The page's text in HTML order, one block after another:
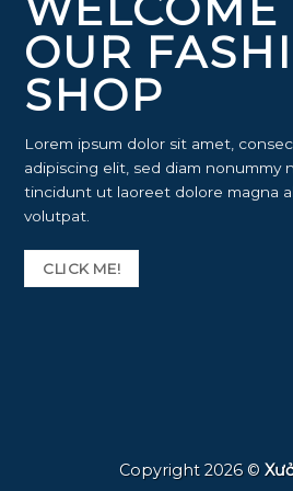
OUR
SHOP
Lorem ipsum dolor sit amet,
adipiscing elit, sed diam nonummy
tincidunt ut laoreet dolore magna
volutpat.
CLICK ME!
Copyright 2026 ©